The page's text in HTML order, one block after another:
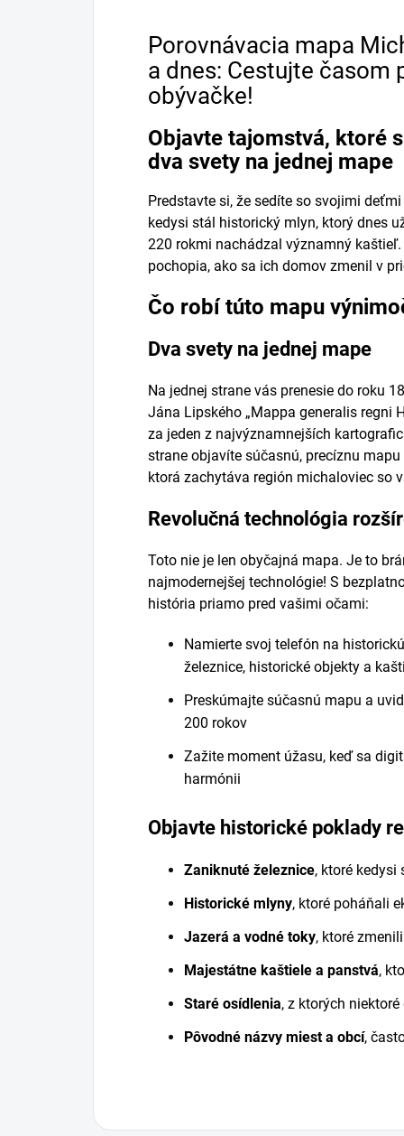
Porovnávacia mapa
a dnes: Cestujte časom
obývačke!
Objavte tajomstvá, ktoré
dva svety na jednej mape
Predstavte si, že sedíte so svojimi
kedysi stál historický mlyn, ktorý dnes
220 rokmi nachádzal významný
pochopia, ako sa ich domov zmenil v
Čo robí túto mapu
Dva svety na jednej mape
Na jednej strane vás prenesie do roku
Jána Lipského „Mappa generalis regni
za jeden z najvýznamnejších
strane objavíte súčasnú, precíznu
ktorá zachytáva región michaloviec so
Revolučná technológia
Toto nie je len obyčajná mapa. Je to
najmodernejšej technológie! S
história priamo pred vašimi očami:
Namierte svoj telefón na
železnice, historické objekty a
Preskúmajte súčasnú mapu a
200 rokov
Zažite moment úžasu, keď sa
harmónii
Objavte historické poklady
Zaniknuté železnice, ktoré kedysi
Historické mlyny, ktoré poháňali
Jazerá a vodné toky, ktoré
Majestátne kaštiele a panstvá,
Staré osídlenia, z ktorých
Pôvodné názvy miest a obcí,